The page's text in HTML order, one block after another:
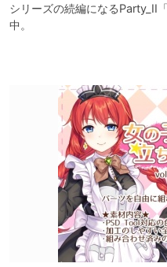
シリーズの続編になるParty_II
中。